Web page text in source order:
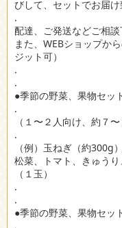
びして、セットでお届け
.
配達、ご発送などご相談
また、WEBショップか
ジット可）
.
.
●季節の野菜、果物セッ
.
（１〜２人向け、約７〜
.
（例）玉ねぎ（約
松菜、トマト、きゅう
（１玉）
.
.
●季節の野菜、果物セッ